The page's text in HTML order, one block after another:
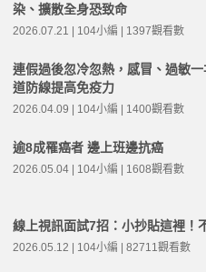
染、擴散全身恐致命
2026.07.21 | 104小編 | 1397觀看數
連假過後忽冷忽熱，感冒、過敏
道防線提高免疫力
2026.04.09 | 104小編 | 1400觀看數
逾8成罹癌者 邊上班邊抗癌
2026.05.04 | 104小編 | 1608觀看數
線上視訊面試7招：小抄貼這裡！
2026.05.12 | 104小編 | 82711觀看數